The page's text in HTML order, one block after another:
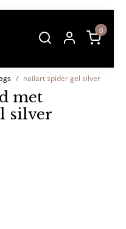
0
nailart spider gel silver
met
silver